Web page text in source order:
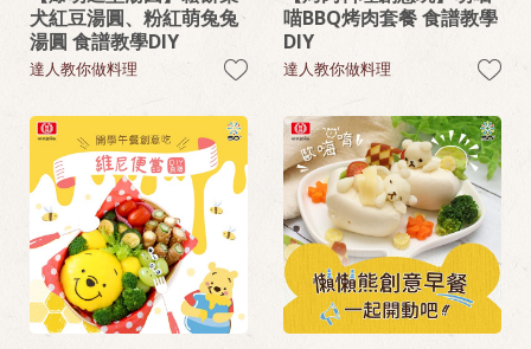
犬紅豆湯圓、粉紅萌兔兔
湯圓 食譜教學DIY
達人教你做料理
喵BBQ烤肉套餐 食譜教學
DIY
達人教你做料理